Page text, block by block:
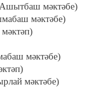
мәктәбе)
мәктәбе)
мәктәбе)
мәктәбе)